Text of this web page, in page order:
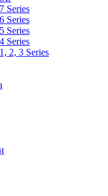
Series
Series
Series
Series
2, 3 Series